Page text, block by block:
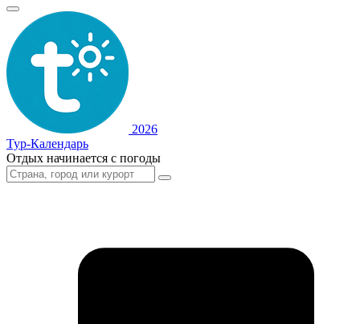
2026
Тур-Календарь
Отдых начинается с погоды